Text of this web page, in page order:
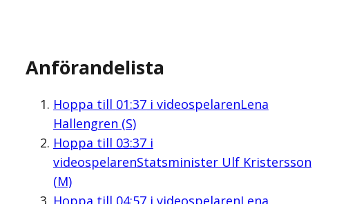
Anförandelista
Hoppa till 01:37i videospelarenLena
Hallengren (S)
Hoppa till 03:37i
videospelarenStatsminister Ulf Kristersson
(M)
Hoppa till 04:57i videospelarenLena